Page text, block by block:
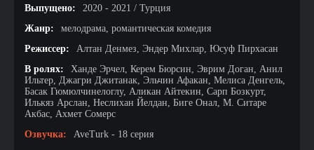
Выпущено:
2020 - 2021 / Турция
Жанр:
мелодрама, романтическая комедия
Режиссер:
Алтан Денмез, Эндер Михлар, Юсуф Пирхасан
В ролях:
Ханде Эрчел, Керем Бюрсин, Эврим Доган, Анил
Ильтер, Джагри Джитанак, Эльчин Афакан, Мелиса Денгель,
Басак Гюмюлчинелоглу, Аликан Айтекин, Сарп Бозкурт,
Илькяз Арслан, Неслихан Йелдан, Биге Онал, М. Ситаре
Акбас, Ахмет Сомерс
Озвучка:
AveTurk - 18 серия